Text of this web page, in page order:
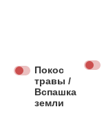
Покос
травы /
Вспашка
земли